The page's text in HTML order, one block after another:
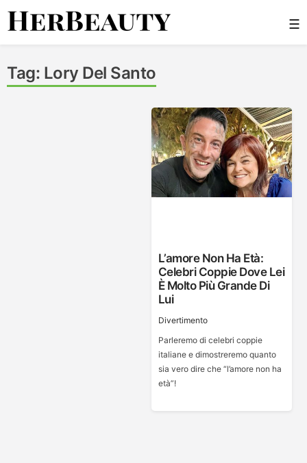
Skip
☰
Tag: Lory Del Santo
L’amore Non Ha Età:
Celebri Coppie Dove Lei
È Molto Più Grande Di
Lui
Divertimento
Parleremo di celebri coppie
italiane e dimostreremo quanto
sia vero dire che “l’amore non ha
età”!